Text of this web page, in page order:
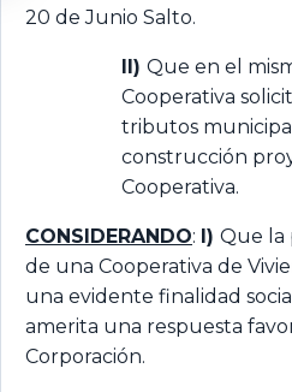
20 de Junio Salto.
II) Que en el
Cooperativa
tributos
construcción
Cooperativa.
CONSIDERANDO: I) Que la
de una Cooperativa de
una evidente finalidad
amerita una respuesta
Corporación.